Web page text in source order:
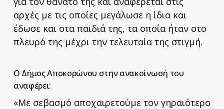
αρχές με τις οποίες μεγάλωσε η ίδια και
έδωσε και στα παιδιά της, τα οποία ήταν στο
πλευρό της μέχρι την τελευταία της στιγμή.
Ο Δήμος Αποκορώνου στην ανακοίνωσή του
αναφέρει:
«Με σεβασμό αποχαιρετούμε τον γηραιότερο